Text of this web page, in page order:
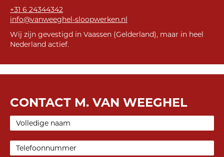
+31 6 24344342
info@vanweeghel-sloopwerken.nl
Wij zijn gevestigd in Vaassen (Gelderland), maar in heel
Nederland actief.
CONTACT M. VAN WEEGHEL